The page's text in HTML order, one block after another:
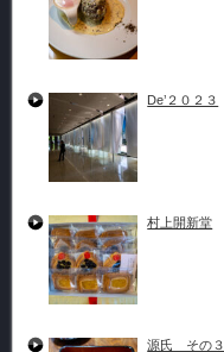
De’２０２３
村上開新堂
源氏 その３